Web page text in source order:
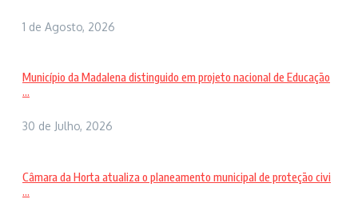
1 de Agosto, 2026
Município da Madalena distinguido em projeto nacional de Educação
...
30 de Julho, 2026
Câmara da Horta atualiza o planeamento municipal de proteção civi
...